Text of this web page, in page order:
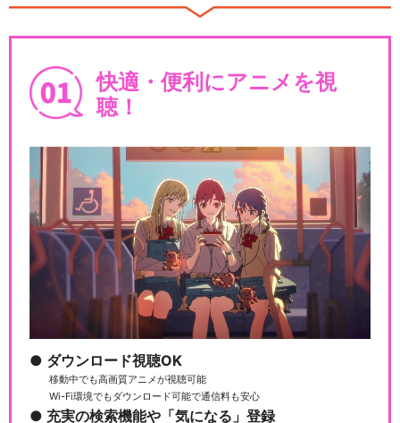
快適・便利にアニメを視
聴！
ダウンロード視聴OK
移動中でも高画質アニメが視聴可能
Wi-Fi環境でもダウンロード可能で通信料も安心
充実の検索機能や「気になる」登録